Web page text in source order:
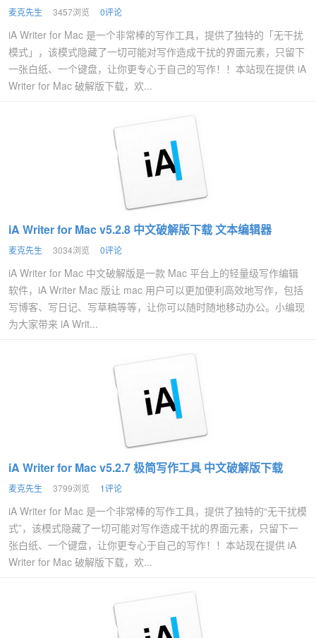
麦克先生 3457浏览 0评论
iA Writer for Mac 是一个非常棒的写作工具，提供了独特的「无干扰
模式」，该模式隐藏了一切可能对写作造成干扰的界面元素，只留下
一张白纸、一个键盘，让你更专心于自己的写作！！本站现在提供 iA
Writer for Mac 破解版下载，欢...
iA Writer for Mac v5.2.8 中文破解版下载 文本编辑器
麦克先生 3034浏览 0评论
iA Writer for Mac 中文破解版是一款 Mac 平台上的轻量级写作编辑
软件，iA Writer Mac 版让 mac 用户可以更加便利高效地写作，包括
写博客、写日记、写草稿等等，让你可以随时随地移动办公。小编现
为大家带来 iA Writ...
iA Writer for Mac v5.2.7 极简写作工具 中文破解版下载
麦克先生 3799浏览 1评论
iA Writer for Mac 是一个非常棒的写作工具，提供了独特的“无干扰模
式”，该模式隐藏了一切可能对写作造成干扰的界面元素，只留下一
张白纸、一个键盘，让你更专心于自己的写作！！本站现在提供 iA
Writer for Mac 破解版下载，欢...